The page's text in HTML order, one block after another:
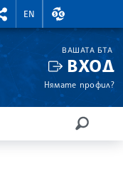
RIGHTMENU.SOCIAL
EN
ВАЛУТНИ
ВАШАТА БТА
ВХОД
Нямате профил?